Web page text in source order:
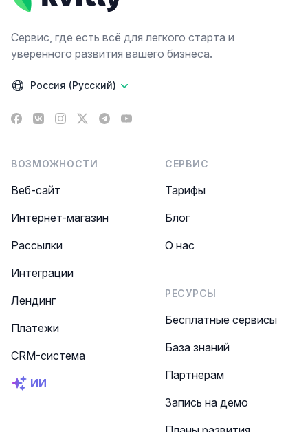
Сервис, где есть всё для легкого старта и
уверенного развития вашего бизнеса.
Россия (Русский)
Facebook
VK Instagram
X TelegramYouTube
ВОЗМОЖНОСТИ
Веб-сайт
Интернет-магазин
Рассылки
Интеграции
Лендинг
Платежи
CRM-система
ИИ
СЕРВИС
Тарифы
Блог
О нас
РЕСУРСЫ
Бесплатные сервисы
База знаний
Партнерам
Запись на демо